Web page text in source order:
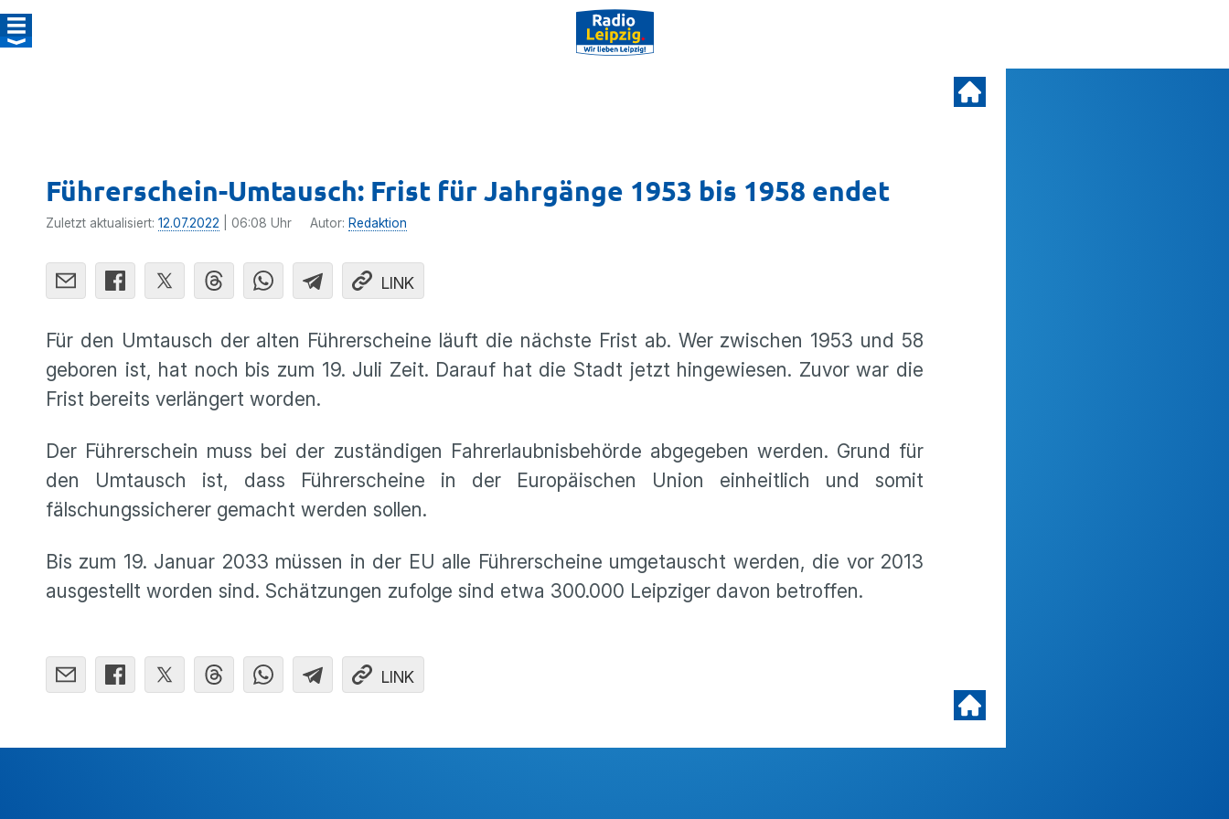
Führerschein-Umtausch: Frist für Jahrgänge 1953 bis 1958 endet
Zuletzt aktualisiert: 12.07.2022 | 06:08 Uhr Autor: Redaktion
LINK
Für den Umtausch der alten Führerscheine läuft die nächste Frist ab. Wer zwischen 1953 und 58
geboren ist, hat noch bis zum 19. Juli Zeit. Darauf hat die Stadt jetzt hingewiesen. Zuvor war die
Frist bereits verlängert worden.
Der Führerschein muss bei der zuständigen Fahrerlaubnisbehörde abgegeben werden. Grund für
den Umtausch ist, dass Führerscheine in der Europäischen Union einheitlich und somit
fälschungssicherer gemacht werden sollen.
Bis zum 19. Januar 2033 müssen in der EU alle Führerscheine umgetauscht werden, die vor 2013
ausgestellt worden sind. Schätzungen zufolge sind etwa 300.000 Leipziger davon betroffen.
LINK